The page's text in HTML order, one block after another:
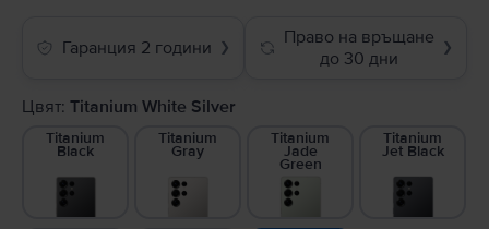
Гаранция 2 години ❯
Право на връщане
до 30 дни
❯
Цвят: Titanium White Silver
Titanium
Black
Titanium
Gray
Titanium
Jade
Green
Titanium
Jet Black